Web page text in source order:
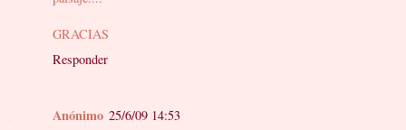
GRACIAS
Responder
Anónimo 25/6/09 14:53